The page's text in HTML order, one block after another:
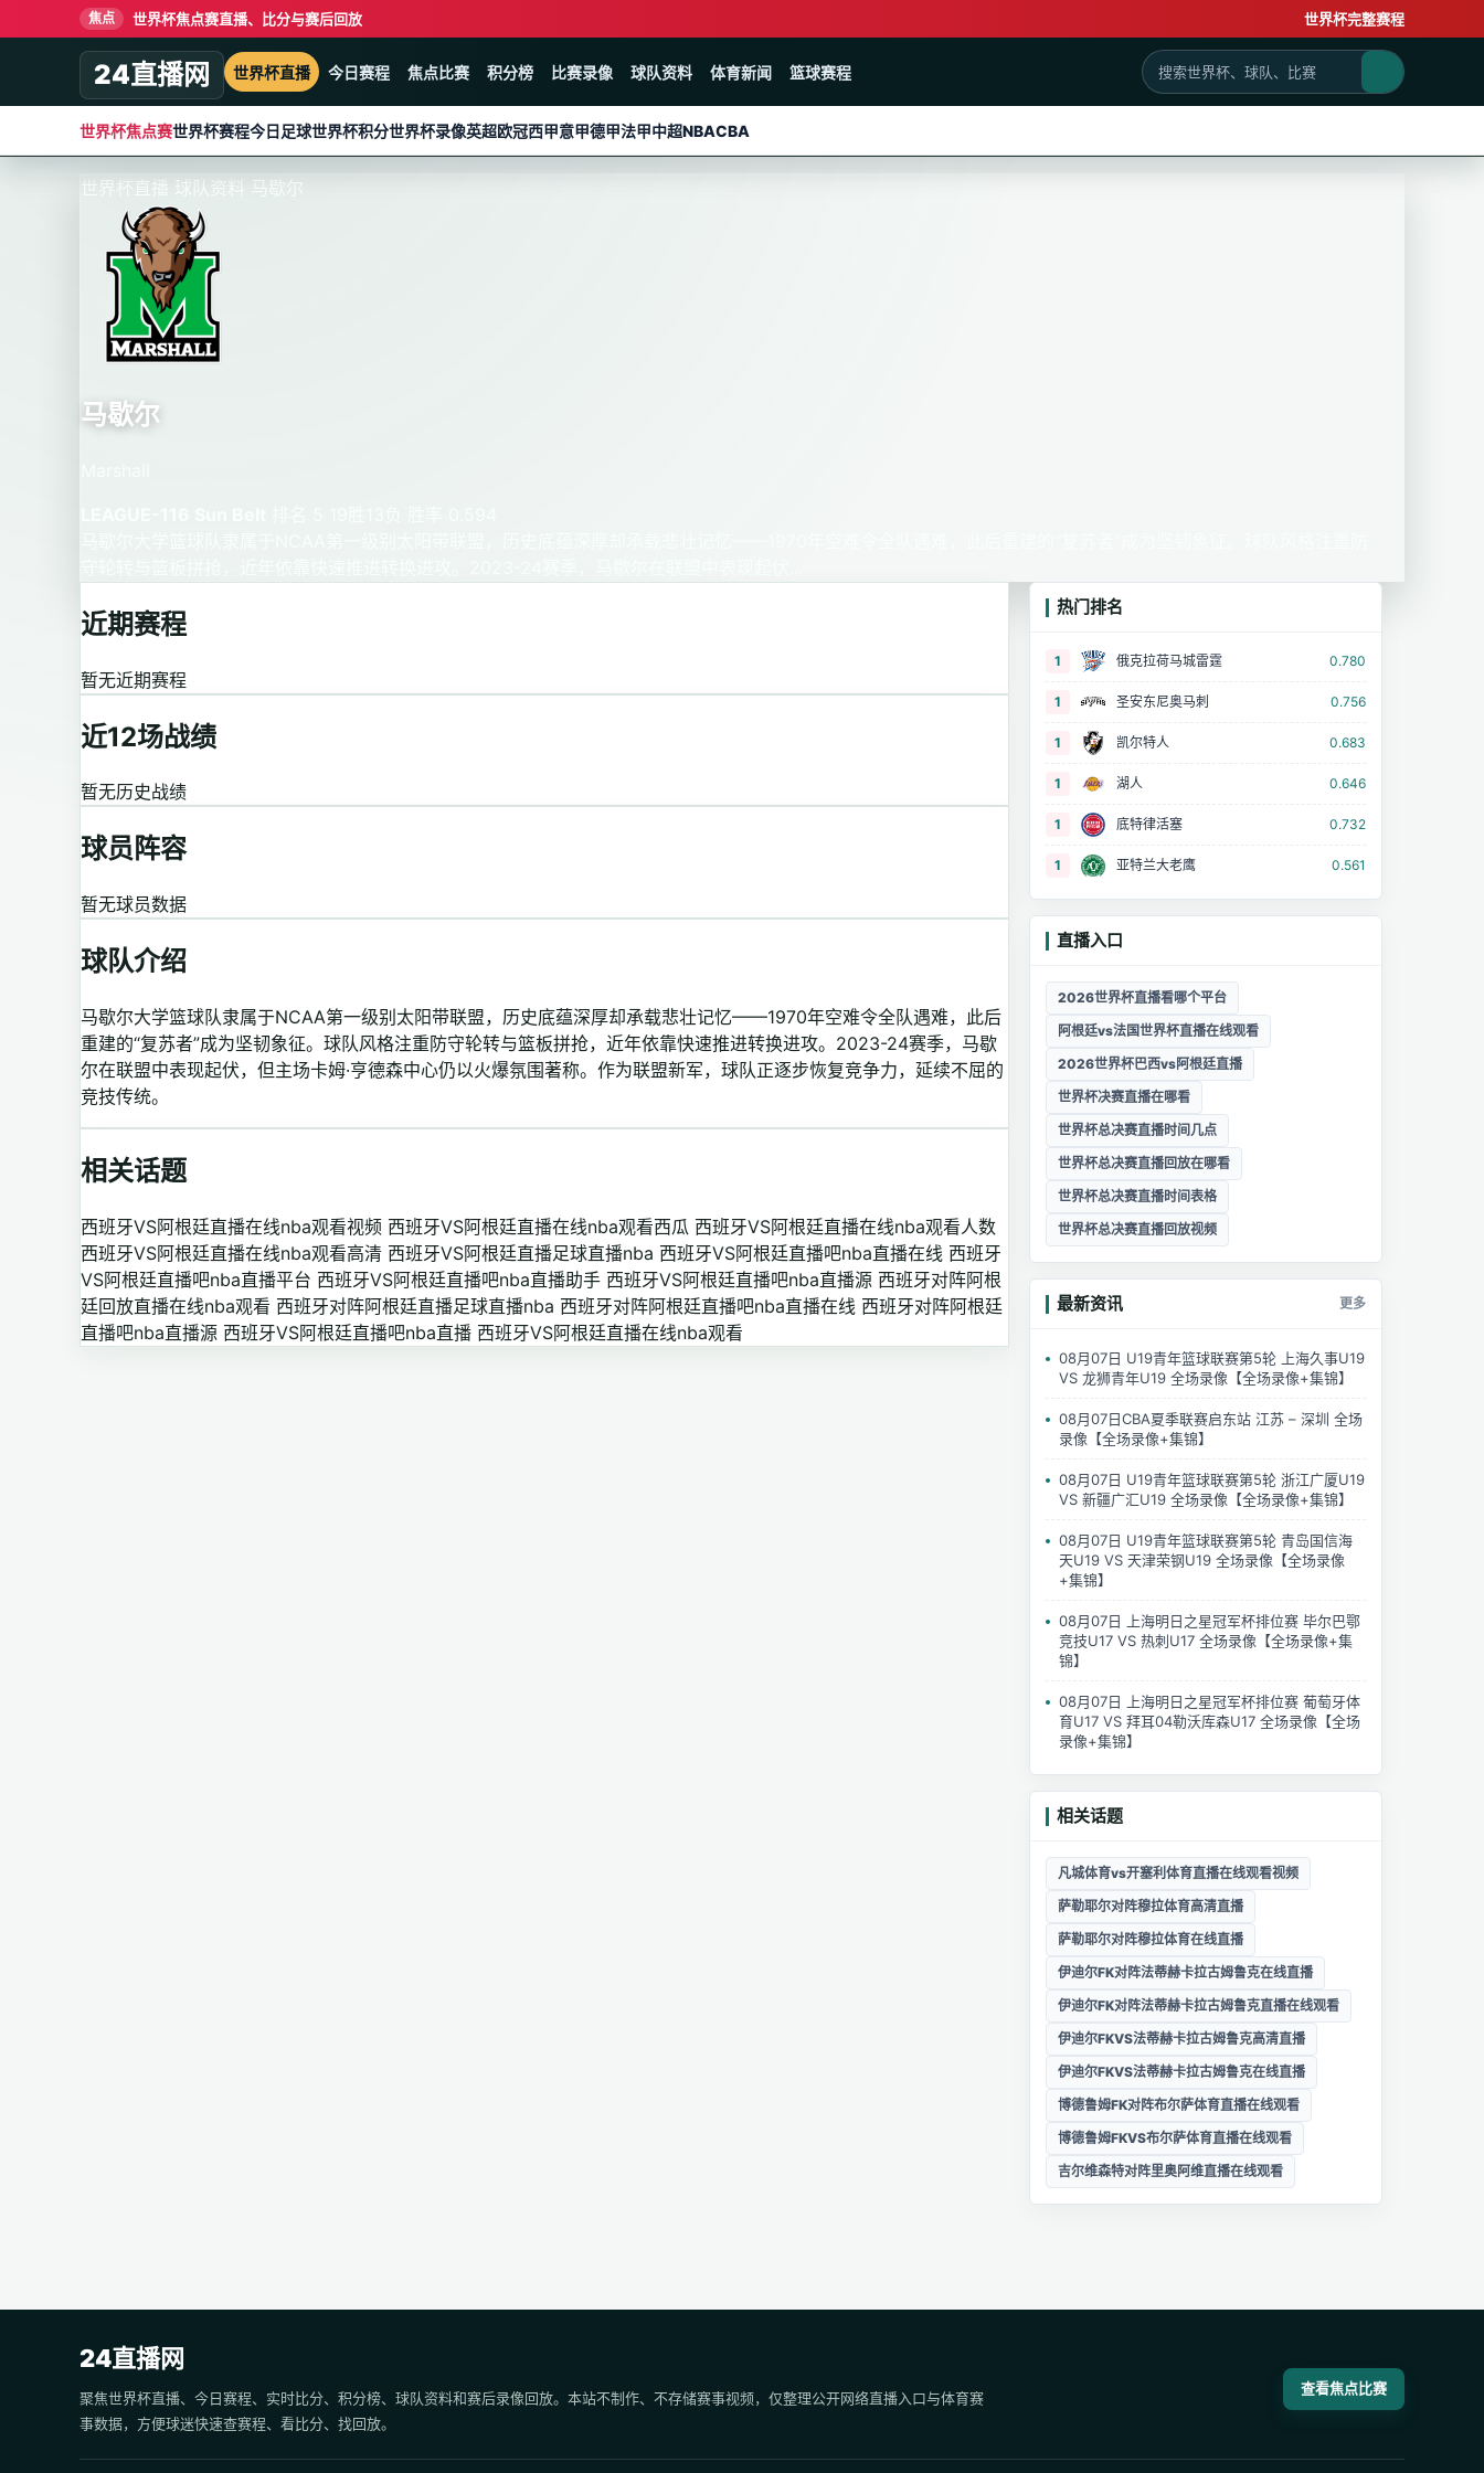
焦点 世界杯焦点赛直播、比分与赛后回放 世界杯完整赛程
24直播网 世界杯直播 今日赛程 焦点比赛 积分榜 比赛录像 球队资料 体育新闻 篮球赛程
世界杯焦点赛世界杯赛程今日足球世界杯积分世界杯录像英超欧冠西甲意甲德甲法甲中超NBACBA
世界杯直播 球队资料 马歇尔
马歇尔
近期赛程
暂无近期赛程
近12场战绩
暂无历史战绩
球员阵容
暂无球员数据
球队介绍
马歇尔大学篮球队隶属于NCAA第一级别太阳带联盟，历史底蕴深厚却承载悲壮记忆——1970年空难令全队遇难，此后
重建的“复苏者”成为坚韧象征。球队风格注重防守轮转与篮板拼抢，近年依靠快速推进转换进攻。2023-24赛季，马歇
尔在联盟中表现起伏，但主场卡姆·亨德森中心仍以火爆氛围著称。作为联盟新军，球队正逐步恢复竞争力，延续不屈的
竞技传统。
相关话题
西班牙VS阿根廷直播在线nba观看视频 西班牙VS阿根廷直播在线nba观看西瓜 西班牙VS阿根廷直播在线nba观看人数
西班牙VS阿根廷直播在线nba观看高清 西班牙VS阿根廷直播足球直播nba 西班牙VS阿根廷直播吧nba直播在线 西班牙
VS阿根廷直播吧nba直播平台 西班牙VS阿根廷直播吧nba直播助手 西班牙VS阿根廷直播吧nba直播源 西班牙对阵阿根
廷回放直播在线nba观看 西班牙对阵阿根廷直播足球直播nba 西班牙对阵阿根廷直播吧nba直播在线 西班牙对阵阿根廷
直播吧nba直播源 西班牙VS阿根廷直播吧nba直播 西班牙VS阿根廷直播在线nba观看
热门排名
1 俄克拉荷马城雷霆 0.780
1 圣安东尼奥马刺 0.756
1 凯尔特人 0.683
1 湖人 0.646
1 底特律活塞 0.732
1 亚特兰大老鹰 0.561
直播入口
2026世界杯直播看哪个平台
阿根廷vs法国世界杯直播在线观看
2026世界杯巴西vs阿根廷直播
世界杯决赛直播在哪看
世界杯总决赛直播时间几点
世界杯总决赛直播回放在哪看
世界杯总决赛直播时间表格
世界杯总决赛直播回放视频
最新资讯 更多
08月07日 U19青年篮球联赛第5轮 上海久事U19
VS 龙狮青年U19 全场录像【全场录像+集锦】
08月07日CBA夏季联赛启东站 江苏 – 深圳 全场
录像【全场录像+集锦】
08月07日 U19青年篮球联赛第5轮 浙江广厦U19
VS 新疆广汇U19 全场录像【全场录像+集锦】
08月07日 U19青年篮球联赛第5轮 青岛国信海
天U19 VS 天津荣钢U19 全场录像【全场录像
+集锦】
08月07日 上海明日之星冠军杯排位赛 毕尔巴鄂
竞技U17 VS 热刺U17 全场录像【全场录像+集
锦】
08月07日 上海明日之星冠军杯排位赛 葡萄牙体
育U17 VS 拜耳04勒沃库森U17 全场录像【全场
录像+集锦】
相关话题
凡城体育vs开塞利体育直播在线观看视频
萨勒耶尔对阵穆拉体育高清直播
萨勒耶尔对阵穆拉体育在线直播
伊迪尔FK对阵法蒂赫卡拉古姆鲁克在线直播
伊迪尔FK对阵法蒂赫卡拉古姆鲁克直播在线观看
伊迪尔FKVS法蒂赫卡拉古姆鲁克高清直播
伊迪尔FKVS法蒂赫卡拉古姆鲁克在线直播
博德鲁姆FK对阵布尔萨体育直播在线观看
博德鲁姆FKVS布尔萨体育直播在线观看
吉尔维森特对阵里奥阿维直播在线观看
24直播网
聚焦世界杯直播、今日赛程、实时比分、积分榜、球队资料和赛后录像回放。本站不制作、不存储赛事视频，仅整理公开网络直播入口与体育赛
事数据，方便球迷快速查赛程、看比分、找回放。
查看焦点比赛